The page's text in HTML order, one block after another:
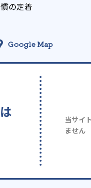
の定着
Google Map
当サイ
ません